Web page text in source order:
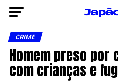
CRIME
Homem preso por
com crianças e